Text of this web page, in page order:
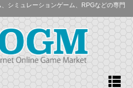
シミュレーションゲーム、RPGなどの専門